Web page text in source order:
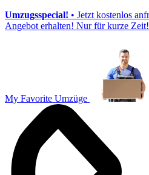
Umzugsspecial! • Jetzt kostenlos
Angebot erhalten! Nur für kurze Zeit!
My Favorite Umzüge